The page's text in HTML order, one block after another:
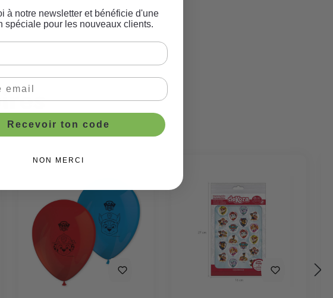
à notre newsletter et bénéficie d'une
spéciale pour les nouveaux clients.
Recevoir ton code
NON MERCI